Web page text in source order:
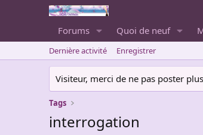
Forums Quoi de neuf
Dernière activité Enregistrer
Visiteur, merci de ne pas poster
Tags
interrogation